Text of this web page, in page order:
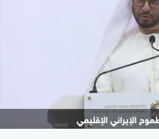
الإيراني الإقليمي